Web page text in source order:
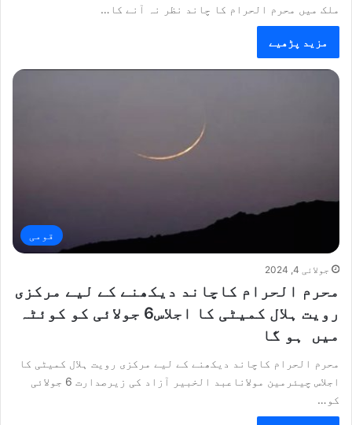
ملک میں محرم الحرام کا چاند نظر نہ آنے کا…
مزید پڑھیے
قومی
جولائی 4, 2024
محرم الحرام کاچاند دیکھنے کے لیے مرکزی
رویت ہلال کمیٹی کا اجلاس6 جولائی کو کوئٹہ
میں ہو گا
محرم الحرام کاچاند دیکھنے کے لیے مرکزی رویت ہلال کمیٹی کا
اجلاس چیئرمین مولاناعبد الخبیر آزاد کی زیرصدارت 6 جولائی
کو…